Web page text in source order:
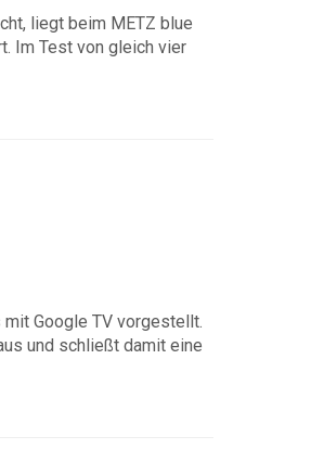
liegt beim METZ blue
Im Test von gleich vier
Google TV vorgestellt.
und schließt damit eine